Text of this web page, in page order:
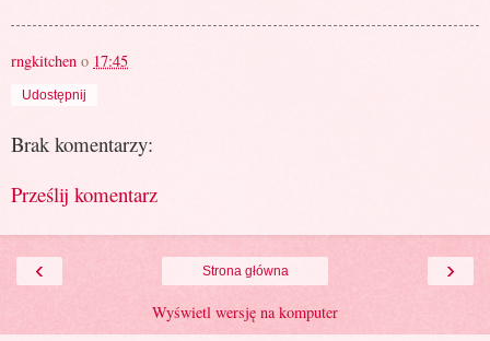
rngkitchen o 17:45
Udostępnij
Brak komentarzy:
Prześlij komentarz
‹ ›
Strona główna
Wyświetl wersję na komputer